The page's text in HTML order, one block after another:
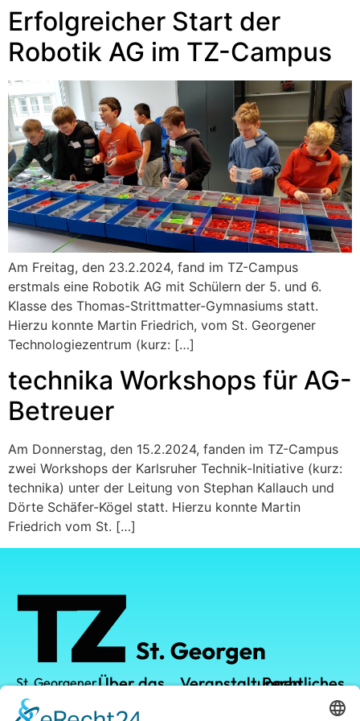
Erfolgreicher Start der
Robotik AG im TZ-Campus
Am Freitag, den 23.2.2024, fand im TZ-Campus
erstmals eine Robotik AG mit Schülern der 5. und 6.
Klasse des Thomas-Strittmatter-Gymnasiums statt.
Hierzu konnte Martin Friedrich, vom St. Georgener
Technologiezentrum (kurz: […]
technika Workshops für AG-
Betreuer
Am Donnerstag, den 15.2.2024, fanden im TZ-Campus
zwei Workshops der Karlsruher Technik-Initiative (kurz:
technika) unter der Leitung von Stephan Kallauch und
Dörte Schäfer-Kögel statt. Hierzu konnte Martin
Friedrich vom St. […]
St. Georgener
Technologiezentrum
GmbH
Über das
Vermietung
VeranstaltungenRechtliches
Datenschutz